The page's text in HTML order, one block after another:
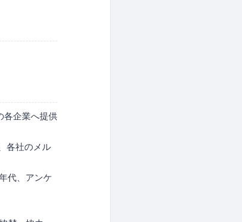
各企業へ提供
各社のメル
代、アンケ